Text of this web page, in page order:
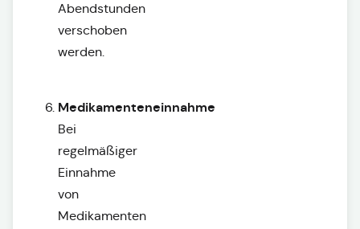
Abendstunden
verschoben
werden.
Medikamenteneinnahme
Bei
regelmäßiger
Einnahme
von
Medikamenten